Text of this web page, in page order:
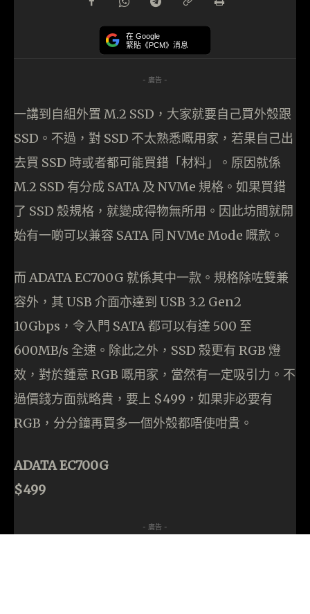
在 Google
緊貼《PCM》消息
- 廣告 -
一講到自組外置 M.2 SSD，大家就要自己買外殼跟
SSD。不過，對 SSD 不太熟悉嘅用家，若果自己出
去買 SSD 時或者都可能買錯「材料」。原因就係
M.2 SSD 有分成 SATA 及 NVMe 規格。如果買錯
了 SSD 殼規格，就變成得物無所用。因此坊間就開
始有一啲可以兼容 SATA 同 NVMe Mode 嘅款。
而 ADATA EC700G 就係其中一款。規格除咗雙兼
容外，其 USB 介面亦達到 USB 3.2 Gen2
10Gbps，令入門 SATA 都可以有達 500 至
600MB/s 全速。除此之外，SSD 殼更有 RGB 燈
效，對於鍾意 RGB 嘅用家，當然有一定吸引力。不
過價錢方面就略貴，要上 $499，如果非必要有
RGB，分分鐘再買多一個外殼都唔使咁貴。
ADATA EC700G
$499
- 廣告 -